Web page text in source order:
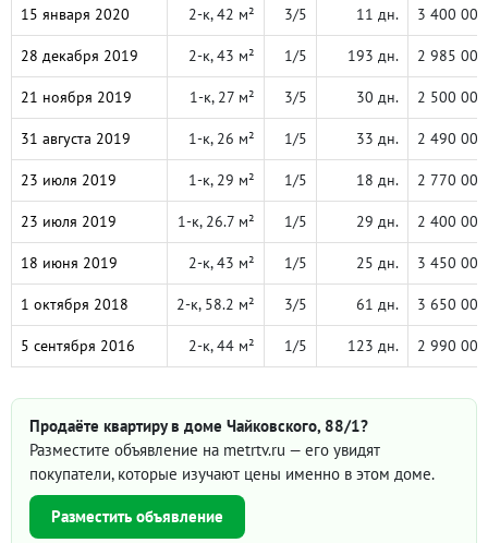
15 января 2020 2-к, 42 м² 3/5 11 дн. 3 400 000
28 декабря 2019 2-к, 43 м² 1/5 193 дн. 2 985 000
21 ноября 2019 1-к, 27 м² 3/5 30 дн. 2 500 000
31 августа 2019 1-к, 26 м² 1/5 33 дн. 2 490 000
23 июля 2019 1-к, 29 м² 1/5 18 дн. 2 770 000
23 июля 2019 1-к, 26.7 м² 1/5 29 дн. 2 400 000
18 июня 2019 2-к, 43 м² 1/5 25 дн. 3 450 000
1 октября 2018 2-к, 58.2 м² 3/5 61 дн. 3 650 000
5 сентября 2016 2-к, 44 м² 1/5 123 дн. 2 990 000
Продаёте квартиру в доме Чайковского, 88/1?
Разместите объявление на metrtv.ru — его увидят
покупатели, которые изучают цены именно в этом доме.
Разместить объявление